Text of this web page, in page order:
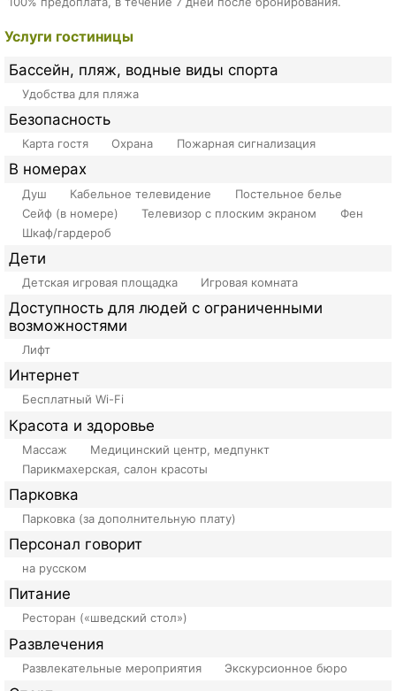
Услуги гостиницы
Бассейн, пляж, водные виды спорта
Удобства для пляжа
Безопасность
Карта гостя Охрана Пожарная сигнализация
В номерах
Душ Кабельное телевидение
Постельное белье
Сейф (в номере)
Телевизор с плоским экраном
Фен
Шкаф/гардероб
Дети
Детская игровая площадка Игровая комната
Доступность для людей с ограниченными
возможностями
Лифт
Интернет
Бесплатный Wi-Fi
Красота и здоровье
Массаж
Медицинский центр, медпункт
Парикмахерская, салон красоты
Парковка
Парковка (за дополнительную плату)
Персонал говорит
на русском
Питание
Ресторан («шведский стол»)
Развлечения
Развлекательные мероприятия Экскурсионное бюро